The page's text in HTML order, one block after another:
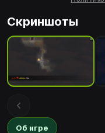
Скриншоты
Об игре